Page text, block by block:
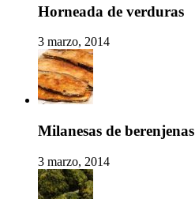
Horneada de verduras
3 marzo, 2014
Milanesas de berenjenas
3 marzo, 2014